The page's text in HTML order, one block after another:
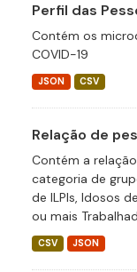
Perfil das
Contém os
COVID-19
JSON CSV
Relação de
Contém a
categoria de
de ILPIs, Idosos
ou mais
CSV JSON